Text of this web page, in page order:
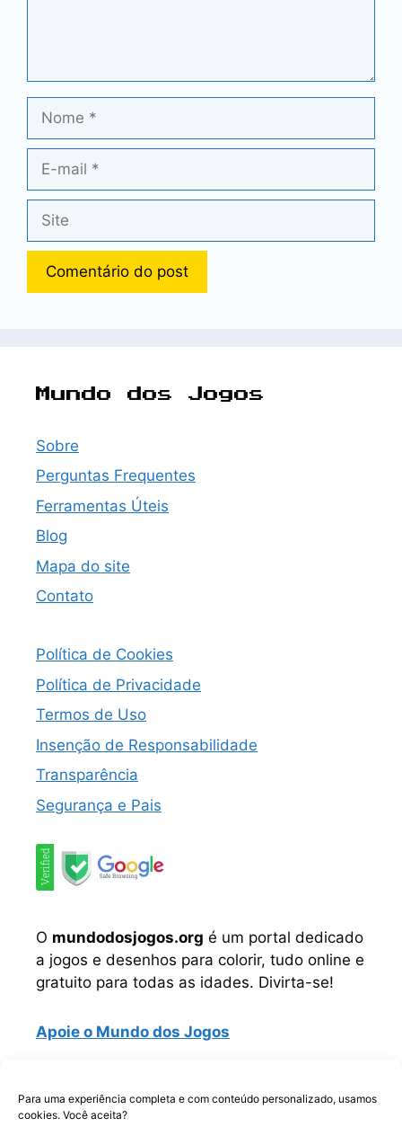
Para uma experiência completa e com conteúdo personalizado, usamos
cookies. Você aceita?
mail
Mundo dos Jogos
Sobre
Perguntas Frequentes
Ferramentas Úteis
Blog
Mapa do site
Contato
Política de Cookies
Política de Privacidade
Termos de Uso
Insenção de Responsabilidade
Transparência
Segurança e Pais
O mundodosjogos.org é um portal dedicado
a jogos e desenhos para colorir, tudo online e
gratuito para todas as idades. Divirta-se!
Apoie o Mundo dos Jogos
Telegram WhatsApp